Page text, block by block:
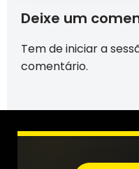
Deixe um
Tem deiniciar a
comentário.